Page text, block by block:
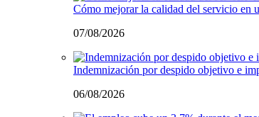
Cómo mejorar la calidad del servicio en
07/08/2026
Indemnización por despido objetivo e
06/08/2026